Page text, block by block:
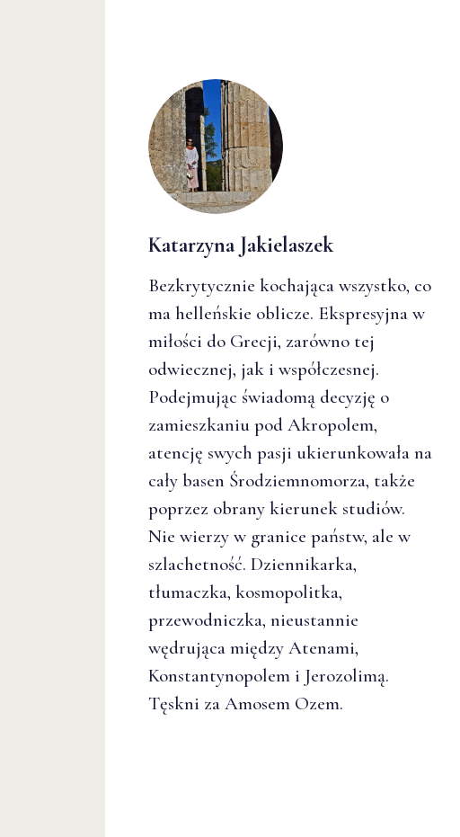
Katarzyna Jakielaszek
Bezkrytycznie kochająca wszystko, co
ma helleńskie oblicze. Ekspresyjna w
miłości do Grecji, zarówno tej
odwiecznej, jak i współczesnej.
Podejmując świadomą decyzję o
zamieszkaniu pod Akropolem,
atencję swych pasji ukierunkowała na
cały basen Środziemnomorza, także
poprzez obrany kierunek studiów.
Nie wierzy w granice państw, ale w
szlachetność. Dziennikarka,
tłumaczka, kosmopolitka,
przewodniczka, nieustannie
wędrująca między Atenami,
Konstantynopolem i Jerozolimą.
Tęskni za Amosem Ozem.